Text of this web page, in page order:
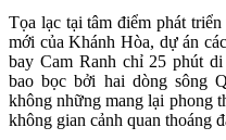
Tọa lạc tại tâm điểm phát
mới của Khánh Hòa, dự án
bay Cam Ranh chỉ 25 phút
bao bọc bởi hai dòng sông
không những mang lại phong
không gian cảnh quan thoáng